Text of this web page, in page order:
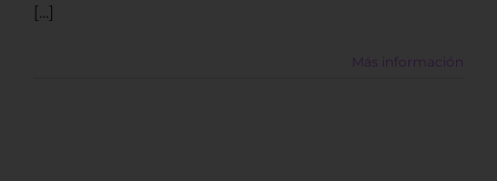
[...]
Más información